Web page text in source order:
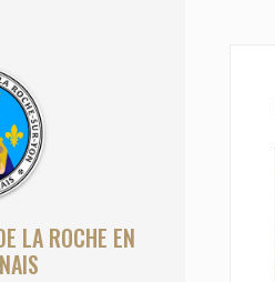
LA ROCHE EN